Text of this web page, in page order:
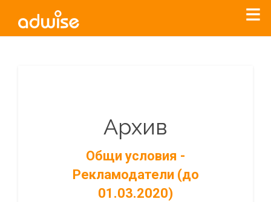
Архив
Общи условия -
Рекламодатели (до
01.03.2020)